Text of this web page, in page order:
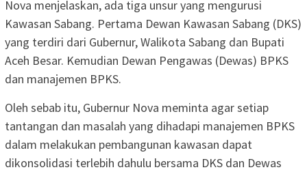
Nova menjelaskan, ada tiga unsur yang mengurusi
Kawasan Sabang. Pertama Dewan Kawasan Sabang (DKS)
yang terdiri dari Gubernur, Walikota Sabang dan Bupati
Aceh Besar. Kemudian Dewan Pengawas (Dewas) BPKS
dan manajemen BPKS.
Oleh sebab itu, Gubernur Nova meminta agar setiap
tantangan dan masalah yang dihadapi manajemen BPKS
dalam melakukan pembangunan kawasan dapat
dikonsolidasi terlebih dahulu bersama DKS dan Dewas